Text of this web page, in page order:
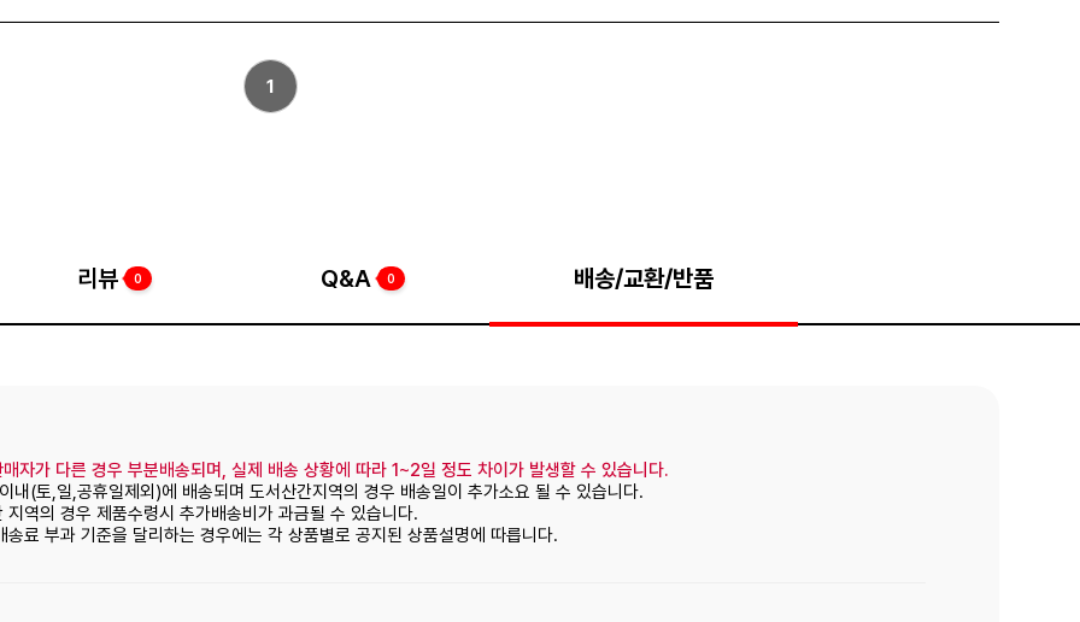
1
리뷰 0 Q&A 0 배송/교환/반품
자가 다른 경우 부분배송되며, 실제 배송 상황에 따라 1~2일 정도 차이가 발생할 수 있습니다.
내(토,일,공휴일제외)에 배송되며 도서산간지역의 경우 배송일이 추가소요 될 수 있습니다.
역의 경우 제품수령시 추가배송비가 과금될 수 있습니다.
료 부과 기준을 달리하는 경우에는 각 상품별로 공지된 상품설명에 따릅니다.